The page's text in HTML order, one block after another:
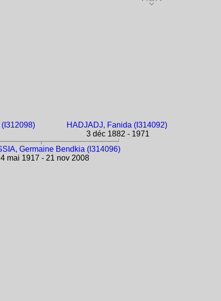
HADJADJ, Fanida (I314092)
3 déc 1882 - 1971
Germaine Bendkia (I314096)
mai 1917 - 21 nov 2008